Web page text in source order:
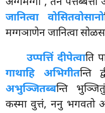
जानित्वा वोसितवोसानो
मग्गञाणेन जानित्वा
उप्पत्तिं दीपेत्वाति
गाथाहि अभिगीतन्ति
अभुञ्जितब्बन्ति
कस्मा वुत्तं, ननु भगवतो